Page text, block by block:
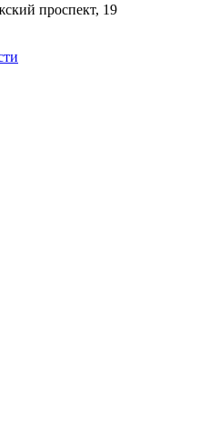
проспект, 19